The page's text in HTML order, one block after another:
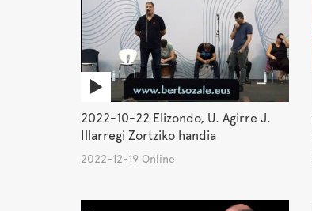
2022-10-22 Elizondo, U. Agirre J.
Illarregi Zortziko handia
2022-12-19 Online